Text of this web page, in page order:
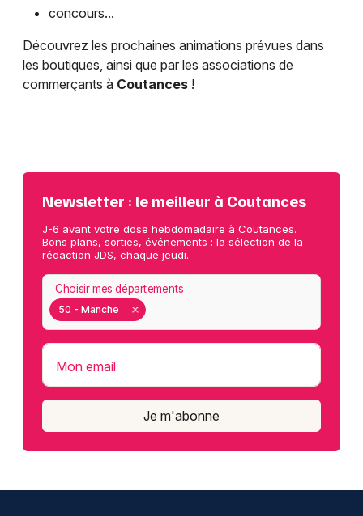
concours...
Découvrez les prochaines animations prévues dans
les boutiques, ainsi que par les associations de
commerçants à Coutances !
Newsletter : le meilleur à Coutances
J-6 avant votre dose hebdomadaire à Coutances.
Bons plans, sorties, événements : la sélection de la
rédaction JDS, chaque jeudi.
50 - Manche
Choisir mes départements
Mon email
Je m'abonne